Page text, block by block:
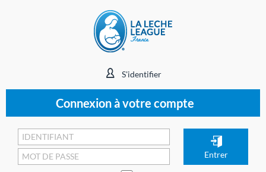
S'identifier
Connexion à votre compte